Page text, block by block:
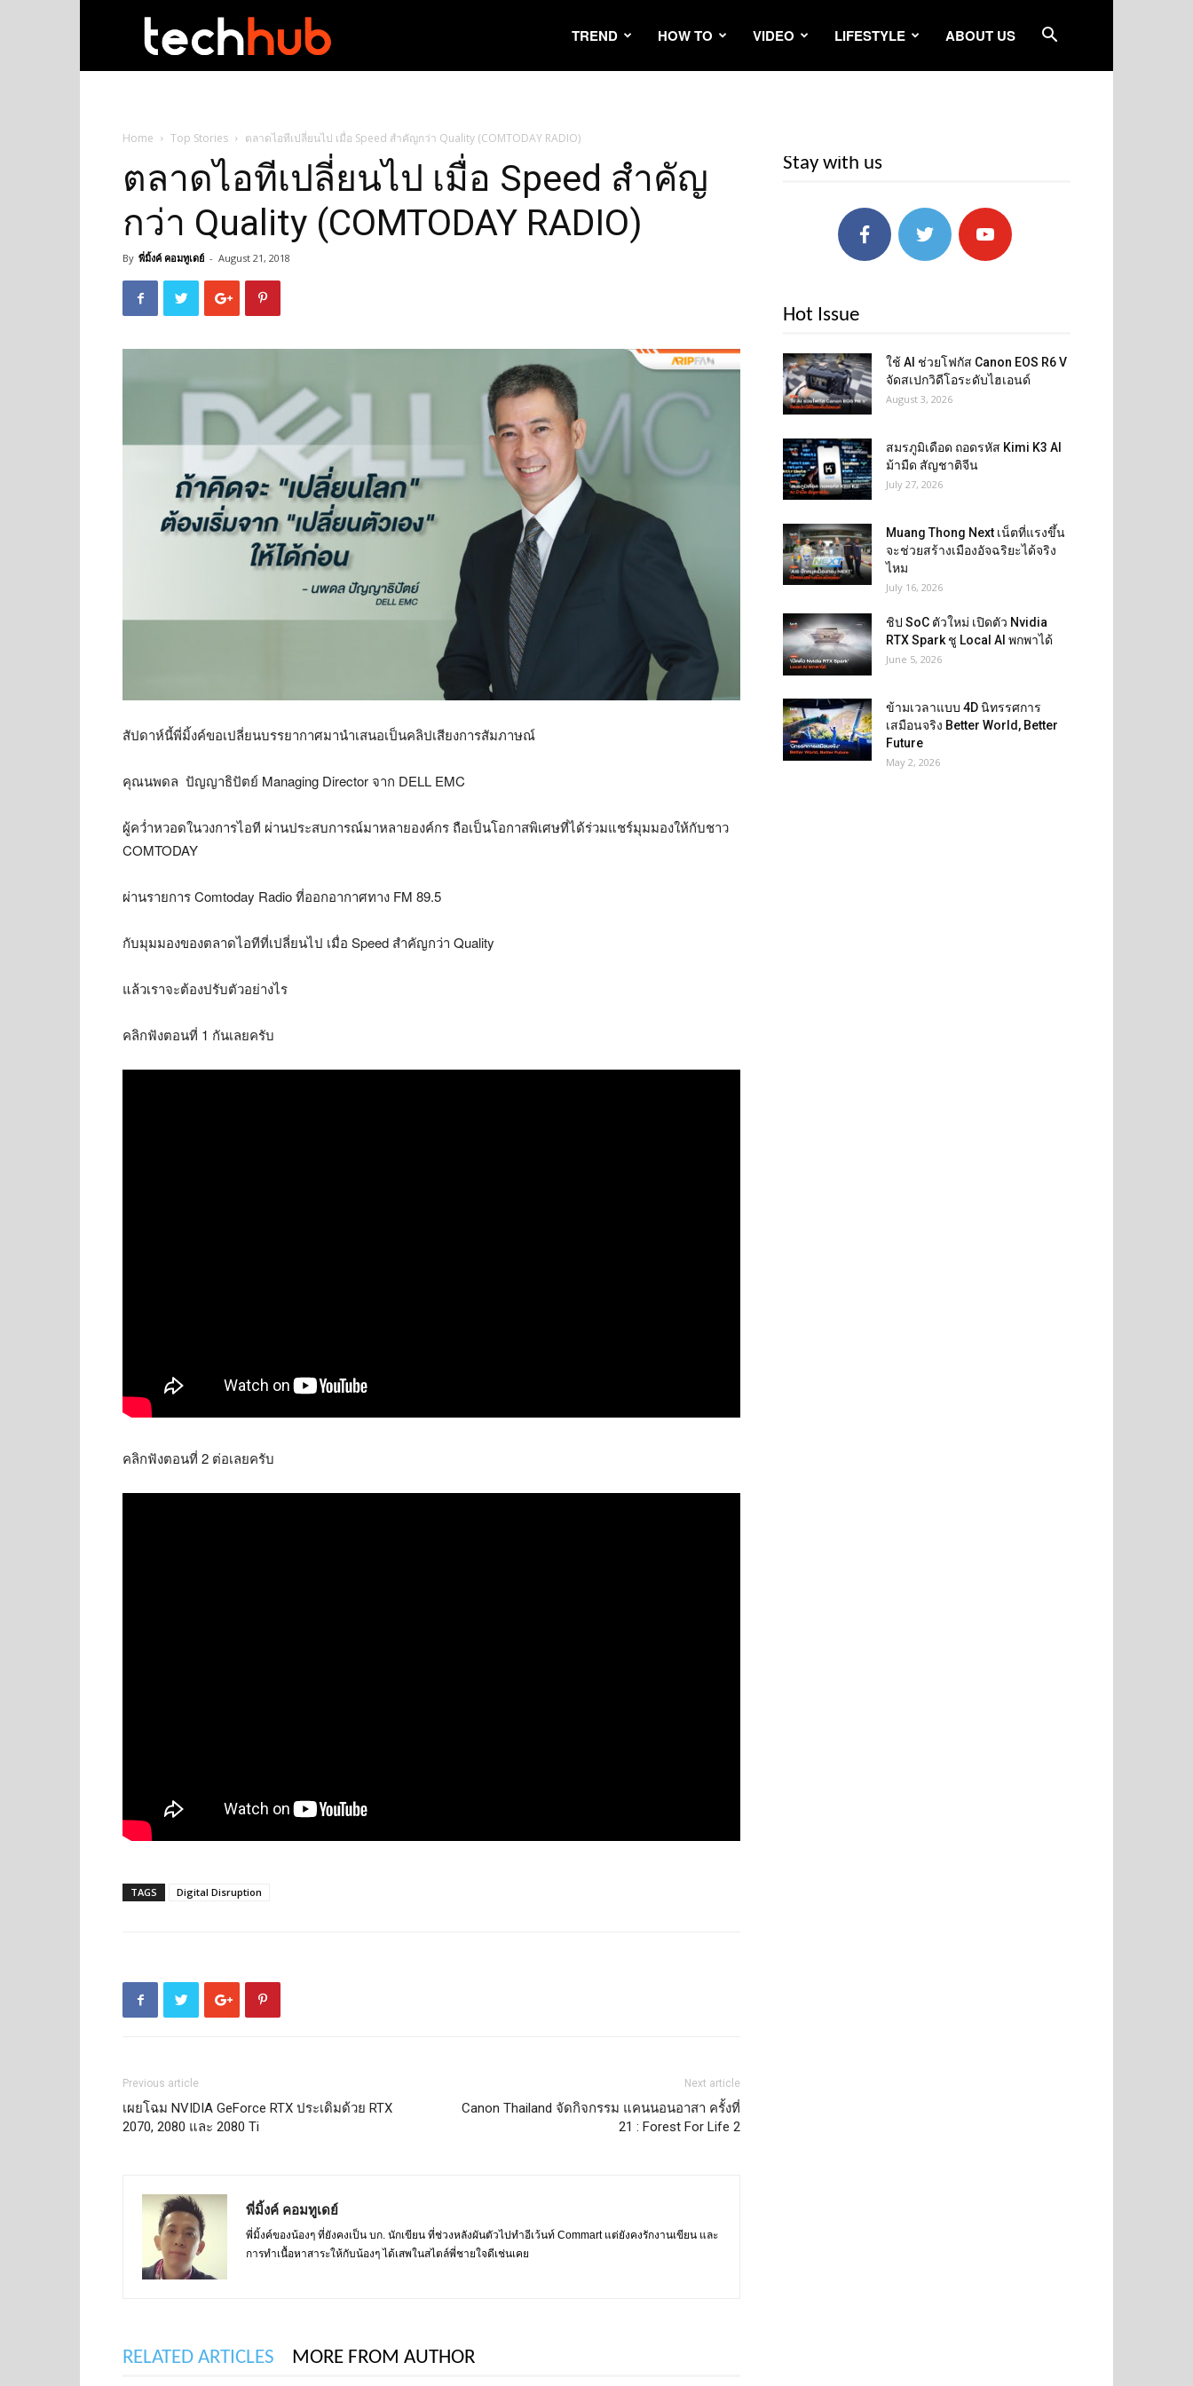
TREND HOW TO VIDEO LIFESTYLE ABOUT US
Home Top Stories ตลาดไอทีเปลี่ยนไป เมื่อ Speed สำคัญกว่า Quality (COMTODAY RADIO)
ตลาดไอทีเปลี่ยนไป เมื่อ Speed สำคัญ
กว่า Quality (COMTODAY RADIO)
By พี่มิ้งค์ คอมทูเดย์ - August 21, 2018
สัปดาห์นี้พี่มิ้งค์ขอเปลี่ยนบรรยากาศมานำเสนอเป็นคลิปเสียงการสัมภาษณ์
คุณนพดล ปัญญาธิปัตย์ Managing Director จาก DELL EMC
ผู้คว่ำหวอดในวงการไอที ผ่านประสบการณ์มาหลายองค์กร ถือเป็นโอกาสพิเศษที่ได้ร่วมแชร์มุมมองให้กับชาว
COMTODAY
ผ่านรายการ Comtoday Radio ที่ออกอากาศทาง FM 89.5
กับมุมมองของตลาดไอทีที่เปลี่ยนไป เมื่อ Speed สำคัญกว่า Quality
แล้วเราจะต้องปรับตัวอย่างไร
คลิกฟังตอนที่ 1 กันเลยครับ
คลิกฟังตอนที่ 2 ต่อเลยครับ
TAGS Digital Disruption
Previous article
เผยโฉม NVIDIA GeForce RTX ประเดิมด้วย RTX
2070, 2080 และ 2080 Ti
Next article
Canon Thailand จัดกิจกรรม แคนนอนอาสา ครั้งที่
21 : Forest For Life 2
พี่มิ้งค์ คอมทูเดย์
พี่มิ้งค์ของน้องๆ ที่ยังคงเป็น บก. นักเขียน ที่ช่วงหลังผันตัวไปทำอีเว้นท์ Commart แต่ยังคงรักงานเขียน และ
การทำเนื้อหาสาระให้กับน้องๆ ได้เสพในสไตล์พี่ชายใจดีเช่นเคย
RELATED ARTICLES MORE FROM AUTHOR
Stay with us
Hot Issue
ใช้ AI ช่วยโฟกัส Canon EOS R6 V
จัดสเปกวิดีโอระดับไฮเอนด์
August 3, 2026
สมรภูมิเดือด ถอดรหัส Kimi K3 AI
ม้ามืด สัญชาติจีน
July 27, 2026
Muang Thong Next เน็ตที่แรงขึ้น
จะช่วยสร้างเมืองอัจฉริยะได้จริง
ไหม
July 16, 2026
ชิป SoC ตัวใหม่ เปิดตัว Nvidia
RTX Spark ชู Local AI พกพาได้
June 5, 2026
ข้ามเวลาแบบ 4D นิทรรศการ
เสมือนจริง Better World, Better
Future
May 2, 2026